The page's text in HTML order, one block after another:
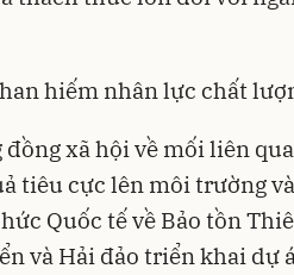
hiếm nhân lực chất
xã hội về mối liên
tiêu cực lên môi trường
Quốc tế về Bảo tồn
và Hải đảo triển khai dự